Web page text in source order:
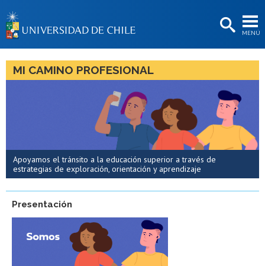
MENÚ
BIBLIOTECAS
LA UNIVERSIDAD
Estudiantes
Académicas/os
Funcionarias/os
MI CAMINO PROFESIONAL
Apoyamos el tránsito a la educación superior a través de
estrategias de exploración, orientación y aprendizaje
Presentación